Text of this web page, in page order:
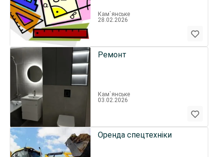
Кам`янське
28.02.2026
Ремонт
Кам`янське
03.02.2026
Оренда спецтехніки